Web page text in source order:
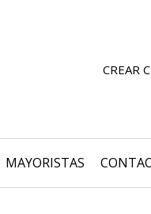
CREAR
MAYORISTAS